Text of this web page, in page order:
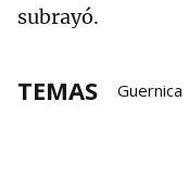
subrayó.
TEMAS Guernica